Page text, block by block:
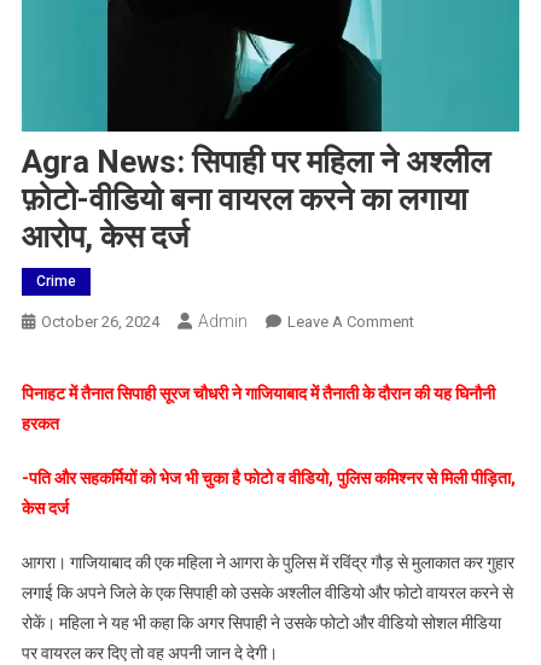
Agra News: सिपाही पर महिला ने अश्लील
फ़ोटो-वीडियो बना वायरल करने का लगाया
आरोप, केस दर्ज
Crime
October 26, 2024 Admin Leave A CommentOn
सिपाही
ने
वीडियो
बना
वायरल
पिनाहट में तैनात सिपाही सूरज चौधरी ने गाजियाबाद में तैनाती के दौरान की यह घिनौनी
हरकत
-पति और सहकर्मियों को भेज भी चुका है फोटो व वीडियो, पुलिस कमिश्नर से मिली पीड़िता,
केस दर्ज
आगरा। गाजियाबाद की एक महिला ने आगरा के पुलिस में रविंद्र गौड़ से मुलाकात कर गुहार
लगाई कि अपने जिले के एक सिपाही को उसके अश्लील वीडियो और फोटो वायरल करने से
रोकें। महिला ने यह भी कहा कि अगर सिपाही ने उसके फोटो और वीडियो सोशल मीडिया
पर वायरल कर दिए तो वह अपनी जान दे देगी।